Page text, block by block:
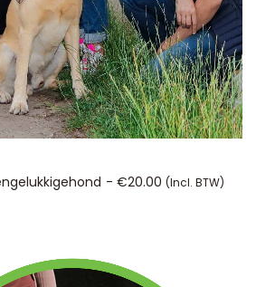
AAN WINKELWAGEN
€20.00 (incl. BTW)